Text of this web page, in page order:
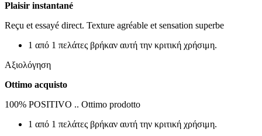
Plaisir instantané
Reçu et essayé direct. Texture agréable et sensation superbe
1 από 1 πελάτες βρήκαν αυτή την κριτική χρήσιμη.
Αξιολόγηση
Ottimo acquisto
100% POSITIVO .. Ottimo prodotto
1 από 1 πελάτες βρήκαν αυτή την κριτική χρήσιμη.